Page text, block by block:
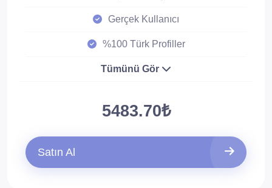
Gerçek Kullanıcı
%100 Türk Profiller
Tümünü Gör
5483.70₺
Satın Al